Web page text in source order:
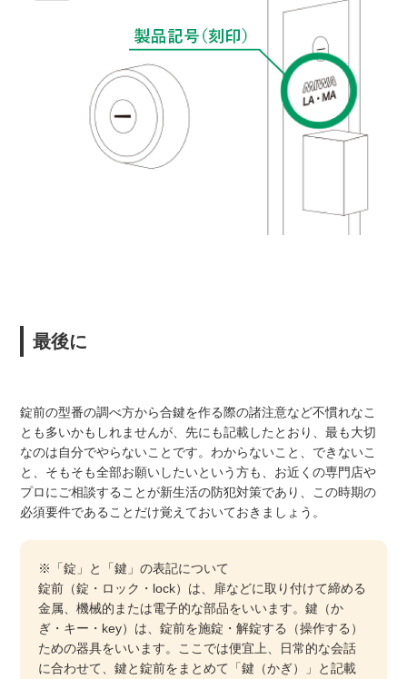
最後に
錠前の型番の調べ方から合鍵を作る際の諸注意など不慣れなこ
とも多いかもしれませんが、先にも記載したとおり、最も大切
なのは自分でやらないことです。わからないこと、できないこ
と、そもそも全部お願いしたいという方も、お近くの専門店や
プロにご相談することが新生活の防犯対策であり、この時期の
必須要件であることだけ覚えておいておきましょう。
※「錠」と「鍵」の表記について
錠前（錠・ロック・lock）は、扉などに取り付けて締める
金属、機械的または電子的な部品をいいます。鍵（か
ぎ・キー・key）は、錠前を施錠・解錠する（操作する）
ための器具をいいます。ここでは便宜上、日常的な会話
に合わせて、鍵と錠前をまとめて「鍵（かぎ）」と記載